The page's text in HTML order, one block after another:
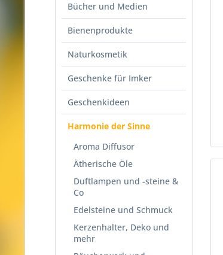
Bücher und Medien
Bienenprodukte
Naturkosmetik
Geschenke für Imker
Geschenkideen
Harmonie der Sinne
Aroma Diffusor
Ätherische Öle
Duftlampen und -steine &
Co
Edelsteine und Schmuck
Kerzenhalter, Deko und
mehr